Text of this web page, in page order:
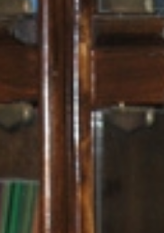
🔥
بچرخونش